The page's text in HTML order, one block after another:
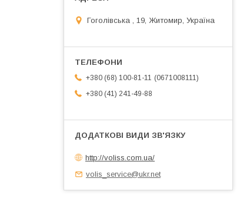
Гоголівська , 19, Житомир, Україна
+380 (68) 100-81-11
0671008111
+380 (41) 241-49-88
http://voliss.com.ua/
volis_service@ukr.net